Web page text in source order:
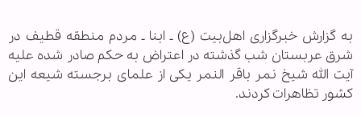
به گزارش خبرگزاری اهل‌بیت (ع) ـ ابنا ـ مردم منطقه قطیف در
شرق عربستان شب گذشته در اعتراض به حکم صادر شده علیه
آیت الله شیخ نمر باقر النمر یکی از علمای برجسته شیعه این
کشور تظاهرات کردند.